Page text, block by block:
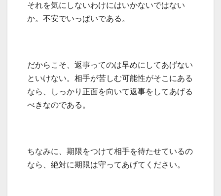
それを気にしないわけにはいかないではない
か。不安でいっぱいである。
だからこそ、返事ってのは早めにしてあげない
といけない。相手が苦しむ可能性がそこにある
なら、しっかり正面を向いて返事をしてあげる
べきなのである。
ちなみに、期限をつけて相手を待たせているの
なら、絶対に期限は守ってあげてください。